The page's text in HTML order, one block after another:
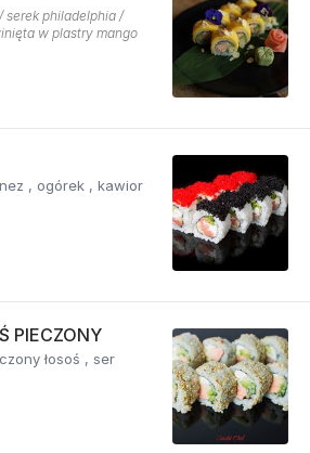
serek philadelphia /
w plastry mango
PIECZONY
łosoś , ser